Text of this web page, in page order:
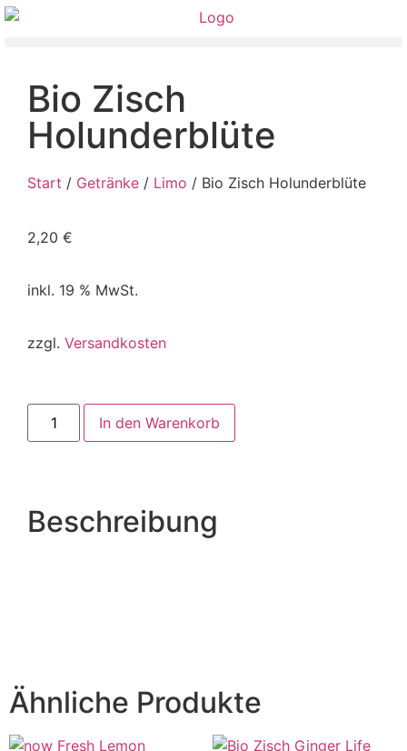
Bio Zisch
Holunderblüte
Start / Getränke / Limo / Bio Zisch Holunderblüte
2,20 €
inkl. 19 % MwSt.
zzgl. Versandkosten
In den Warenkorb
Beschreibung
Ähnliche Produkte